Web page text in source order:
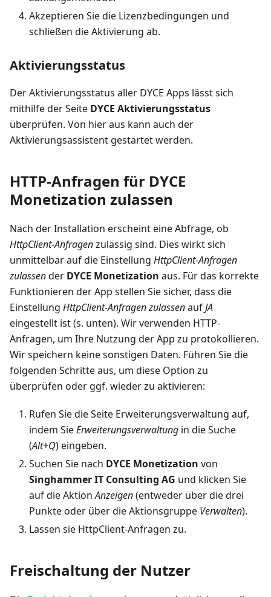
Akzeptieren Sie die Lizenzbedingungen und
schließen die Aktivierung ab.
Aktivierungsstatus
Der Aktivierungsstatus aller DYCE Apps lässt sich
mithilfe der Seite DYCE Aktivierungsstatus
überprüfen. Von hier aus kann auch der
Aktivierungsassistent gestartet werden.
HTTP-Anfragen für DYCE
Monetization zulassen
Nach der Installation erscheint eine Abfrage, ob
HttpClient-Anfragenzulässig sind. Dies wirkt sich
unmittelbar auf die Einstellung HttpClient-Anfragen
zulassender DYCE Monetization aus. Für das korrekte
Funktionieren der App stellen Sie sicher, dass die
Einstellung HttpClient-Anfragen zulassenaufJA
eingestellt ist (s. unten). Wir verwenden HTTP-
Anfragen, um Ihre Nutzung der App zu protokollieren.
Wir speichern keine sonstigen Daten. Führen Sie die
folgenden Schritte aus, um diese Option zu
überprüfen oder ggf. wieder zu aktivieren:
Rufen Sie die Seite Erweiterungsverwaltung auf,
indem SieErweiterungsverwaltung in die Suche
(Alt+Q) eingeben.
Suchen Sie nach DYCE Monetization von
Singhammer IT Consulting AG und klicken Sie
auf die AktionAnzeigen(entweder über die drei
Punkte oder über die Aktionsgruppe Verwalten).
Lassen sie HttpClient-Anfragen zu.
Freischaltung der Nutzer